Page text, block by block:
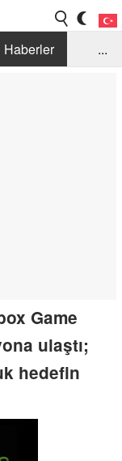
Haberler
...
Game
ulaştı;
hedefin